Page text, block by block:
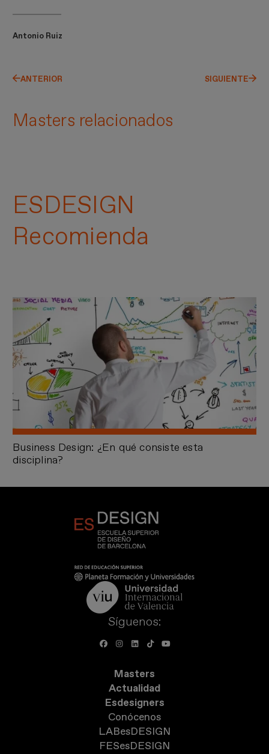
Antonio Ruiz
ANTERIOR SIGUIENTE
Masters relacionados
ESDESIGN
Recomienda
Business Design: ¿En qué consiste esta
disciplina?
Síguenos:
Masters
Actualidad
Esdesigners
Conócenos
LABesDESIGN
FESesDESIGN